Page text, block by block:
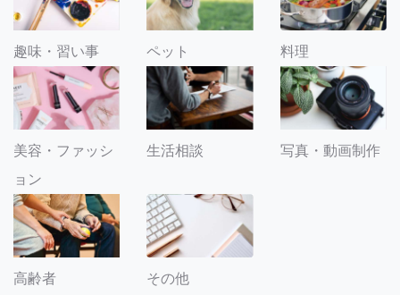
趣味・習い事 ペット 料理
美容・ファッシ
ョン
生活相談 写真・動画制作
高齢者 その他